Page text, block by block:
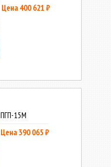
Цена 400 621 ₽
ПГП-15М
Цена 390 065 ₽